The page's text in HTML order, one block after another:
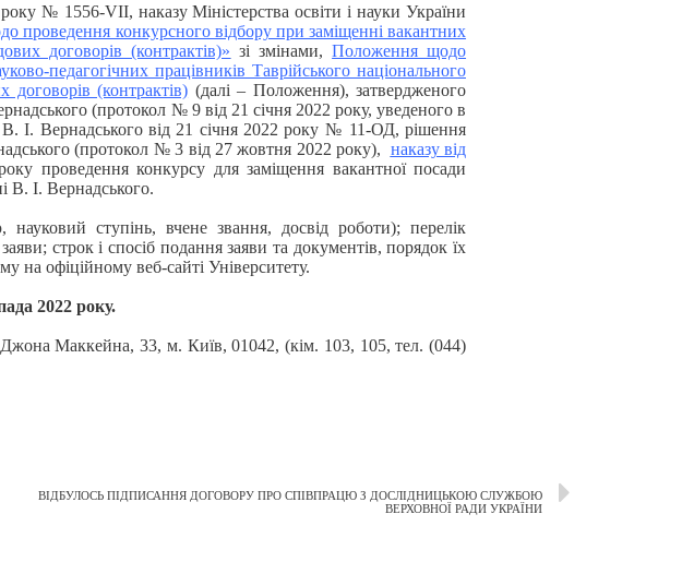
№ 1556-VII, наказу Міністерства освіти і науки України
проведення конкурсного відбору при заміщенні вакантних
договорів (контрактів)» зі змінами,Положення щодо
педагогічних працівників Таврійського національного
договорів (контрактів) (далі – Положення), затвердженого
(протокол № 9 від 21 січня 2022 року, уведеного в
В. І. Вернадського від 21 січня 2022 року № 11-ОД, рішення
(протокол № 3 від 27 жовтня 2022 року), наказу від
проведення конкурсу для заміщення вакантної посади
В. І. Вернадського.
ступінь, вчене звання, досвід роботи); перелік
строк i спосіб подання заяви та документів, порядок їх
на офіційному веб-сайті Університету.
2022 року.
Джона Маккейна, 33, м. Київ, 01042, (кім. 103, 105, тел. (044)
ВІДБУЛОСЬ ПІДПИСАННЯ ДОГОВОРУ ПРО СПІВПРАЦЮ З ДОСЛІДНИЦЬКОЮ СЛУЖБОЮ
ВЕРХОВНОЇ РАДИ УКРАЇНИ